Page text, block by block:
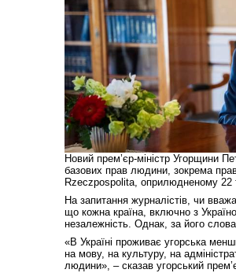
Новий прем’єр-міністр Угорщини
базових прав людини, зокрема
Rzeczpospolita, оприлюдненому 22
На запитання журналістів, чи
що кожна країна, включно з
незалежність. Однак, за його
«В Україні проживає угорська
на мову, на культуру, на
людини», – сказав угорський